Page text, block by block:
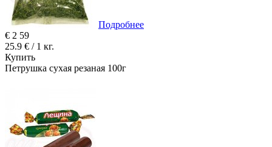
Подробнее
€ 2 59
25.9 € / 1 кг.
Купить
Петрушка сухая резаная 100г